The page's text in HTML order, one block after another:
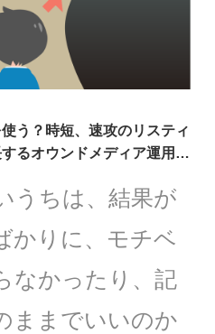
う？時短、速攻のリスティ
るオウンドメディア運用…
うちは、結果が
かりに、モチベ
なかったり、記
ままでいいのか